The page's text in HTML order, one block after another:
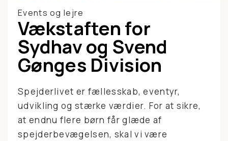
Events og lejre
Vækstaften for
Sydhav og Svend
Gønges Division
Spejderlivet er fællesskab, eventyr,
udvikling og stærke værdier. For at sikre,
at endnu flere børn får glæde af
spejderbevægelsen, skal vi være